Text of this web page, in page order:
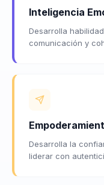
Inteligencia
Desarrolla
comunicación y
Desarrolla la
liderar con